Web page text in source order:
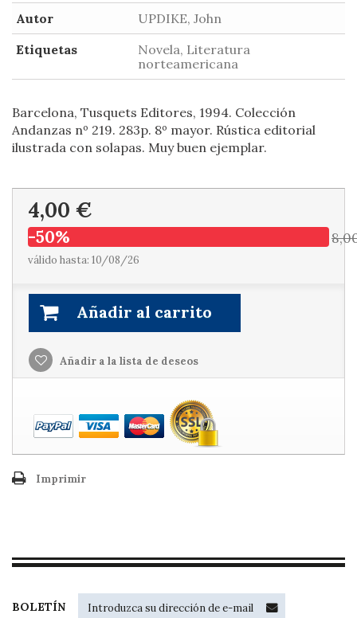
Autor
UPDIKE, John
Etiquetas
Novela, Literatura
norteamericana
Barcelona, Tusquets Editores, 1994. Colección
Andanzas nº 219. 283p. 8º mayor. Rústica editorial
ilustrada con solapas. Muy buen ejemplar.
4,00 €
-50%
válido hasta: 10/08/26
Añadir al carrito
Añadir a la lista de deseos
Imprimir
BOLETÍN